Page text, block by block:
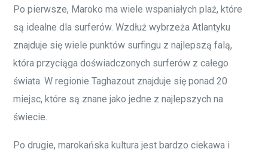
Po pierwsze, Maroko ma wiele wspaniałych plaż, które
są idealne dla surferów. Wzdłuż wybrzeża Atlantyku
znajduje się wiele punktów surfingu z najlepszą falą,
która przyciąga doświadczonych surferów z całego
świata. W regionie Taghazout znajduje się ponad 20
miejsc, które są znane jako jedne z najlepszych na
świecie.
Po drugie, marokańska kultura jest bardzo ciekawa i